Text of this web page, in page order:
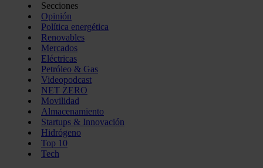
Secciones
Opinión
Política energética
Renovables
Mercados
Eléctricas
Petróleo & Gas
Videopodcast
NET ZERO
Movilidad
Almacenamiento
Startups & Innovación
Hidrógeno
Top 10
Tech